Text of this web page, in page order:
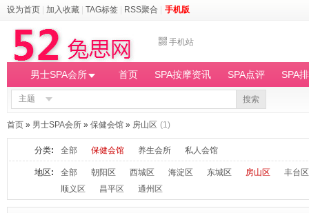
设为首页 加入收藏 TAG标签 RSS聚合 手机版
手机站
男士SPA会所 首页 SPA按摩资讯 SPA点评 SPA
主题 搜索
首页 » 男士SPA会所 » 保健会馆 » 房山区 (1)
分类: 全部 保健会馆 养生会所 私人会馆
地区: 全部 朝阳区 西城区 海淀区 东城区 房山区
丰台区
顺义区
昌平区 通州区